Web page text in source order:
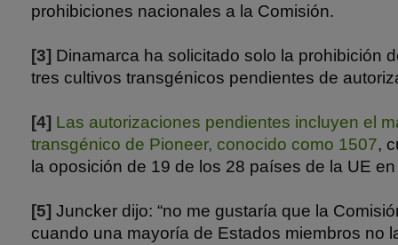
prohibiciones nacionales a la Comisión.
[3] Dinamarca ha solicitado solo la prohibición
tres cultivos transgénicos pendientes de
[4] Las autorizaciones pendientes incluyen el
transgénico de Pioneer, conocido como 1507,
la oposición de 19 de los 28 países de la UE
[5] Juncker dijo: “no me gustaría que la
cuando una mayoría de Estados miembros no